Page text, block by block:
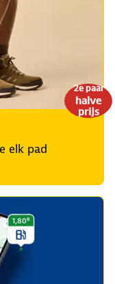
2e paar
halve
prijs
elk pad